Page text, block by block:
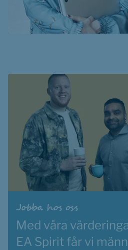
Jobba hos oss
Med våra
EA Spirit får vi